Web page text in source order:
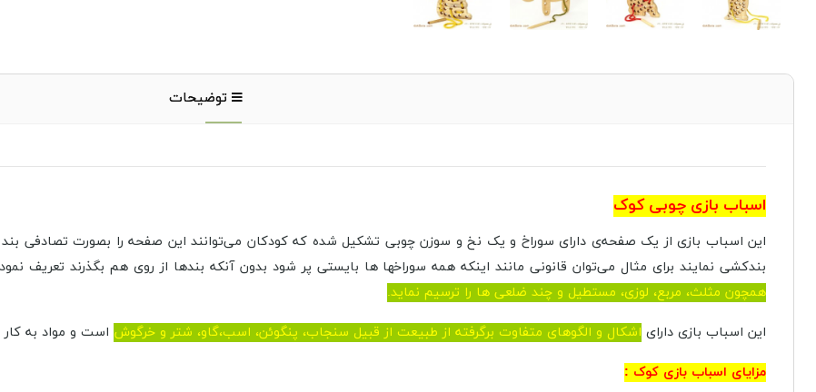
توضیحات
اسباب بازی چوبی کوک
این اسباب بازی از یک صفحه‌ی دارای سوراخ و یک نخ و سوزن چوبی تشکیل شده که کودکان می‌توانند این صفحه را بصورت تصادفی بند
بندکشی نمایند برای مثال می‌توان قانونی مانند اینکه همه سوراخها ها بایستی پر شود بدون آنکه بندها از روی هم بگذرند تعریف
همچون مثلث، مربع، لوزی، مستطیل و چند ضلعی ها را ترسیم نماید.
این اسباب بازی دارای اشکال و الگوهای متفاوت برگرفته از طبیعت از قبیل سنجاب، پنگوئن، اسب،گاو، شتر و خرگوش است و مواد به
مزایای اسباب بازی کوک :